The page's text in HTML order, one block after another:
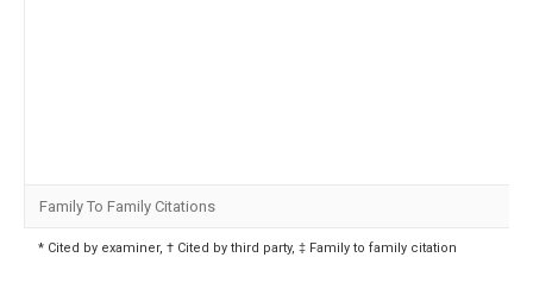
Family To Family Citations
* Cited by examiner, † Cited by third party, ‡ Family to family citation